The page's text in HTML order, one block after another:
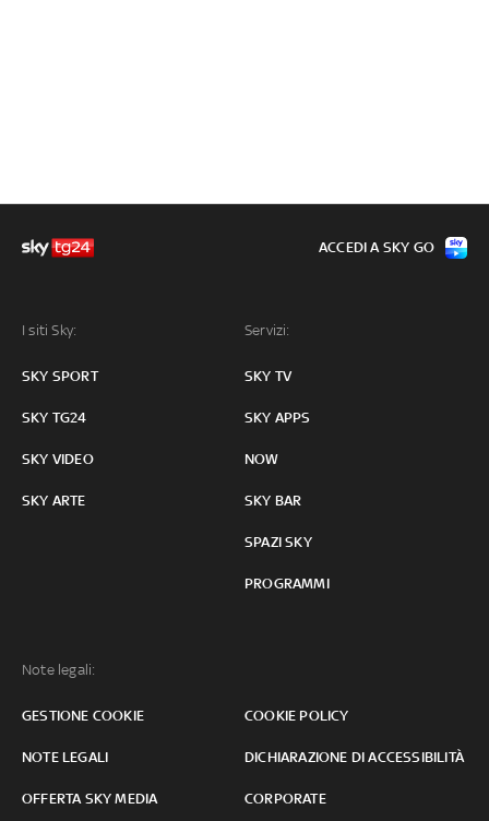
I siti Sky:
SKY SPORT
SKY TG24
SKY VIDEO
SKY ARTE
Servizi:
SKY TV
SKY APPS
NOW
SKY BAR
SPAZI SKY
PROGRAMMI
Note legali:
GESTIONE COOKIE COOKIE POLICY
NOTE LEGALI DICHIARAZIONE DI ACCESSIBILITÀ
OFFERTA SKY MEDIA CORPORATE
ACCEDI A SKY GO